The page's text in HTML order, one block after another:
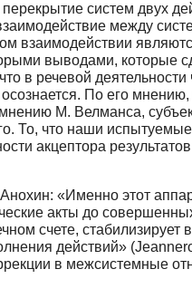
систем двух
между
взаимодействии
выводами, которые
в речевой деятельности
По его
М. Велманса,
То, что наши
акцептора
«Именно этот
акты до
счете, стабилизирует
действий»
в межсистемные